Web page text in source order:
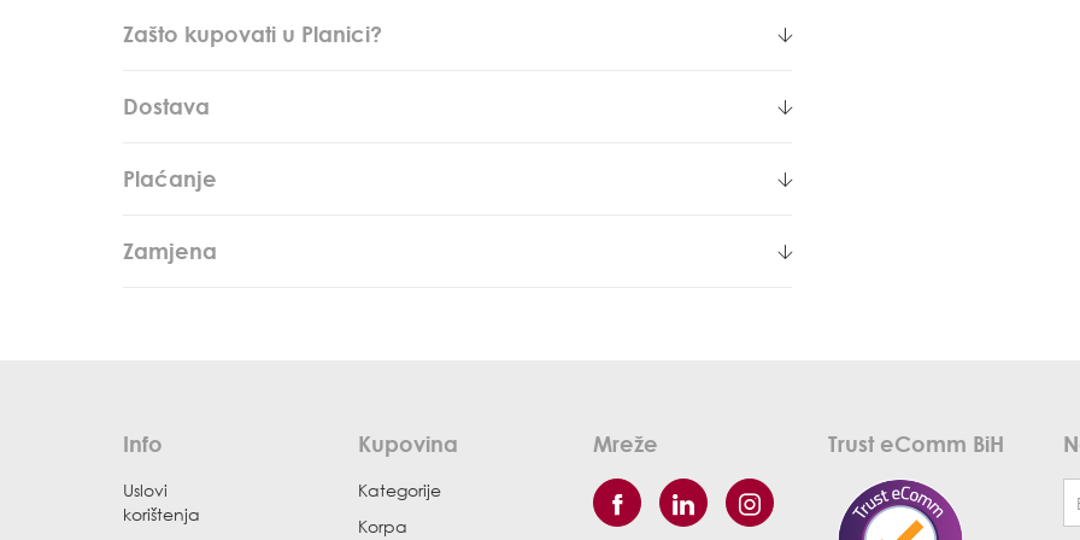
Zašto kupovati u Planici?
Dostava
Plaćanje
Zamjena
Info
Uslovi
korištenja
Kupovina
Kategorije
Korpa
Mreže Trust eComm BiH